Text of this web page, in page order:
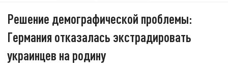
Решение демографической проблемы:
Германия отказалась экстрадировать
украинцев на родину